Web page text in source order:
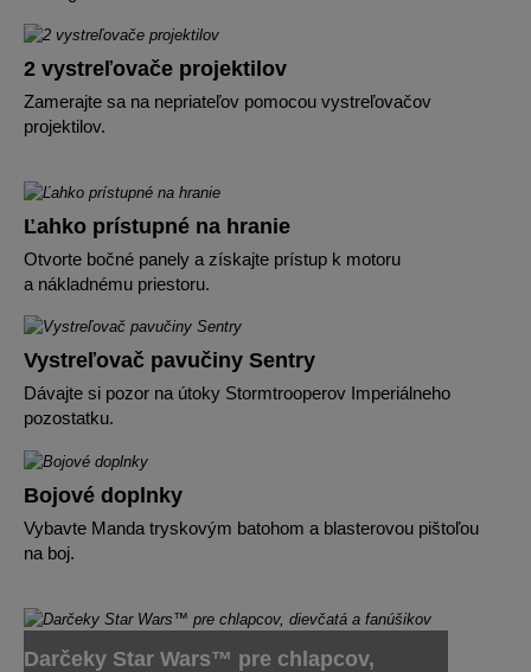
2 vystreľovače projektilov
Zamerajte sa na nepriateľov pomocou vystreľovačov
projektilov.
Ľahko prístupné na hranie
Otvorte bočné panely a získajte prístup k motoru
a nákladnému priestoru.
Vystreľovač pavučiny Sentry
Dávajte si pozor na útoky Stormtrooperov Imperiálneho
pozostatku.
Bojové doplnky
Vybavte Manda tryskovým batohom a blasterovou pištoľou
na boj.
Darčeky Star Wars™ pre chlapcov,